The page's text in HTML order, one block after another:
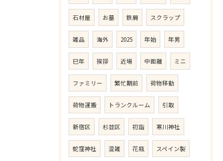
石材屋 お墓 鉄屑 スクラップ
雑品 海外 2025 年始 年男
巳年 挨拶 近場 中距離 ミニ
ファミリー 繁忙期前 荷物移動
荷物運搬 トランクルーム 引取
新宿区 杉並区 初詣 寒川神社
蛇窪神社 混雑 花瓶 スペイン製